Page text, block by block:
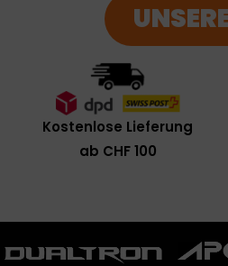
Kostenlose Lieferung
ab CHF 100